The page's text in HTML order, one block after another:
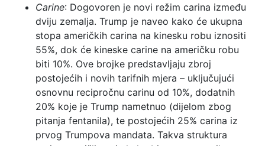
Carine: Dogovoren je novi režim carina između
dviju zemalja. Trump je naveo kako će ukupna
stopa američkih carina na kinesku robu iznositi
55%, dok će kineske carine na američku robu
biti 10%. Ove brojke predstavljaju zbroj
postojećih i novih tarifnih mjera – uključujući
osnovnu recipročnu carinu od 10%, dodatnih
20% koje je Trump nametnuo (dijelom zbog
pitanja fentanila), te postojećih 25% carina iz
prvog Trumpova mandata. Takva struktura